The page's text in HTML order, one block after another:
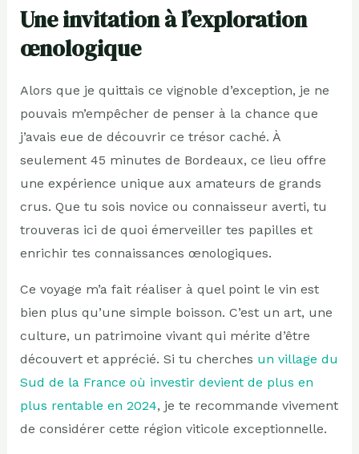
Une invitation à l’exploration
œnologique
Alors que je quittais ce vignoble d’exception, je ne
pouvais m’empêcher de penser à la chance que
j’avais eue de découvrir ce trésor caché. À
seulement 45 minutes de Bordeaux, ce lieu offre
une expérience unique aux amateurs de grands
crus. Que tu sois novice ou connaisseur averti, tu
trouveras ici de quoi émerveiller tes papilles et
enrichir tes connaissances œnologiques.
Ce voyage m’a fait réaliser à quel point le vin est
bien plus qu’une simple boisson. C’est un art, une
culture, un patrimoine vivant qui mérite d’être
découvert et apprécié. Si tu cherches un village du
Sud de la France où investir devient de plus en
plus rentable en 2024, je te recommande vivement
de considérer cette région viticole exceptionnelle.